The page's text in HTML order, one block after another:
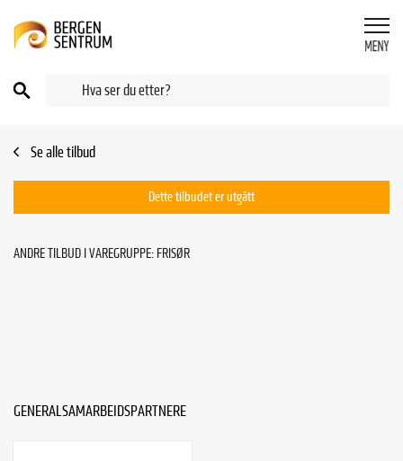
Se alle tilbud
Dette tilbudet er utgått
ANDRE TILBUD I VAREGRUPPE: FRISØR
GENERALSAMARBEIDSPARTNERE